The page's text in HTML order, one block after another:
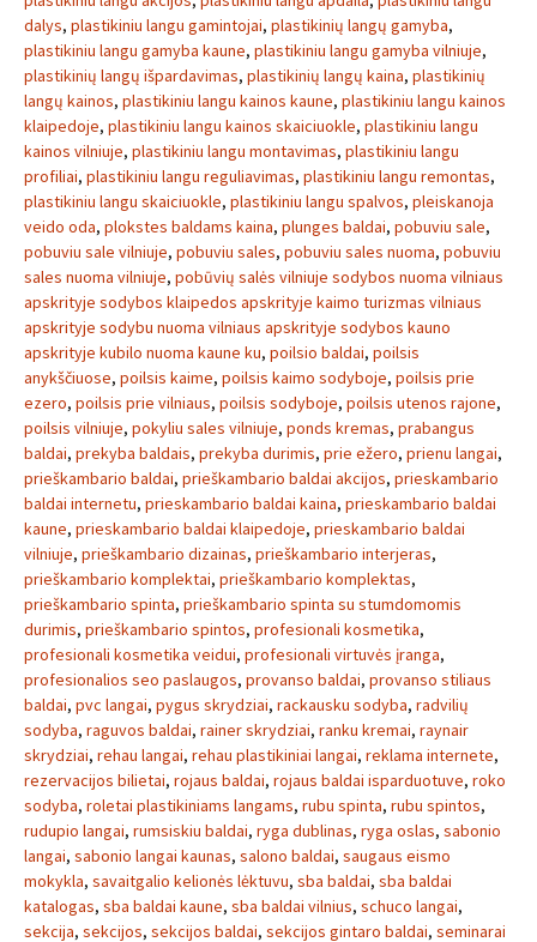
dalys, plastikiniu langu gamintojai, plastikinių langų gamyba,
plastikiniu langu gamyba kaune, plastikiniu langu gamyba vilniuje,
plastikinių langų išpardavimas, plastikinių langų kaina, plastikinių
langų kainos, plastikiniu langu kainos kaune, plastikiniu langu kainos
klaipedoje, plastikiniu langu kainos skaiciuokle, plastikiniu langu
kainos vilniuje, plastikiniu langu montavimas, plastikiniu langu
profiliai, plastikiniu langu reguliavimas, plastikiniu langu remontas,
plastikiniu langu skaiciuokle, plastikiniu langu spalvos, pleiskanoja
veido oda, plokstes baldams kaina, plunges baldai, pobuviu sale,
pobuviu sale vilniuje, pobuviu sales, pobuviu sales nuoma, pobuviu
sales nuoma vilniuje, pobūvių salės vilniuje sodybos nuoma vilniaus
apskrityje sodybos klaipedos apskrityje kaimo turizmas vilniaus
apskrityje sodybu nuoma vilniaus apskrityje sodybos kauno
apskrityje kubilo nuoma kaune ku, poilsio baldai, poilsis
anykščiuose, poilsis kaime, poilsis kaimo sodyboje, poilsis prie
ezero, poilsis prie vilniaus, poilsis sodyboje, poilsis utenos rajone,
poilsis vilniuje, pokyliu sales vilniuje, ponds kremas, prabangus
baldai, prekyba baldais, prekyba durimis, prie ežero, prienu langai,
prieškambario baldai, prieškambario baldai akcijos, prieskambario
baldai internetu, prieskambario baldai kaina, prieskambario baldai
kaune, prieskambario baldai klaipedoje, prieskambario baldai
vilniuje, prieškambario dizainas, prieškambario interjeras,
prieškambario komplektai, prieškambario komplektas,
prieškambario spinta, prieškambario spinta su stumdomomis
durimis, prieškambario spintos, profesionali kosmetika,
profesionali kosmetika veidui, profesionali virtuvės įranga,
profesionalios seo paslaugos, provanso baldai, provanso stiliaus
baldai, pvc langai, pygus skrydziai, rackausku sodyba, radvilių
sodyba, raguvos baldai, rainer skrydziai, ranku kremai, raynair
skrydziai, rehau langai, rehau plastikiniai langai, reklama internete,
rezervacijos bilietai, rojaus baldai, rojaus baldai isparduotuve, roko
sodyba, roletai plastikiniams langams, rubu spinta, rubu spintos,
rudupio langai, rumsiskiu baldai, ryga dublinas, ryga oslas, sabonio
langai, sabonio langai kaunas, salono baldai, saugaus eismo
mokykla, savaitgalio kelionės lėktuvu, sba baldai, sba baldai
katalogas, sba baldai kaune, sba baldai vilnius, schuco langai,
sekcija, sekcijos, sekcijos baldai, sekcijos gintaro baldai, seminarai